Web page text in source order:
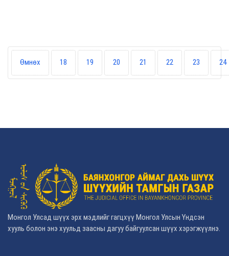
Өмнөх 18 19 20 21 22 23 24
Монгол Улсад шүүх эрх мэдлийг гагцхүү Монгол Улсын Үндсэн
хууль болон энэ хуульд заасны дагуу байгуулсан шүүх хэрэгжүүлнэ.